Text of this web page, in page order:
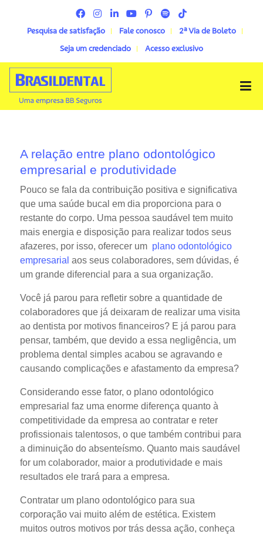
Pesquisa de satisfação Fale conosco
2ª Via de Boleto
Seja um credenciado
Acesso exclusivo
Menu
A relação entre plano odontológico
empresarial e produtividade
Pouco se fala da contribuição positiva e significativa
que uma saúde bucal em dia proporciona para o
restante do corpo. Uma pessoa saudável tem muito
mais energia e disposição para realizar todos seus
afazeres, por isso, oferecer um plano odontológico
empresarial aos seus colaboradores, sem dúvidas, é
um grande diferencial para a sua organização.
Você já parou para refletir sobre a quantidade de
colaboradores que já deixaram de realizar uma visita
ao dentista por motivos financeiros? E já parou para
pensar, também, que devido a essa negligência, um
problema dental simples acabou se agravando e
causando complicações e afastamento da empresa?
Considerando esse fator, o plano odontológico
empresarial faz uma enorme diferença quanto à
competitividade da empresa ao contratar e reter
profissionais talentosos, o que também contribui para
a diminuição do absenteísmo. Quanto mais saudável
for um colaborador, maior a produtividade e mais
resultados ele trará para a empresa.
Contratar um plano odontológico para sua
corporação vai muito além de estética. Existem
muitos outros motivos por trás dessa ação, conheça